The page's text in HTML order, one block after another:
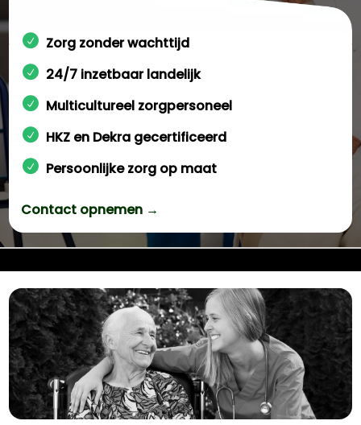
Zorg zonder wachttijd
24/7 inzetbaar landelijk
Multicultureel zorgpersoneel
HKZ en Dekra gecertificeerd
Persoonlijke zorg op maat
Contact opnemen →